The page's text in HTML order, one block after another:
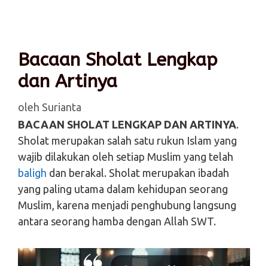
Bacaan Sholat Lengkap
dan Artinya
oleh Surianta
BACAAN SHOLAT LENGKAP DAN ARTINYA.
Sholat merupakan salah satu rukun Islam yang
wajib dilakukan oleh setiap Muslim yang telah
baligh dan berakal. Sholat merupakan ibadah
yang paling utama dalam kehidupan seorang
Muslim, karena menjadi penghubung langsung
antara seorang hamba dengan Allah SWT.